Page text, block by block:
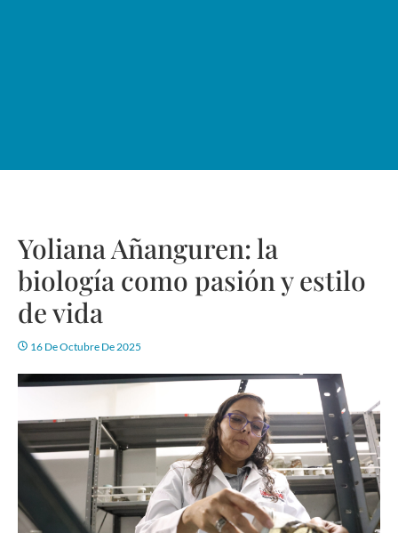
Yoliana Añanguren: la
biología como pasión y estilo
de vida
16 De Octubre De 2025